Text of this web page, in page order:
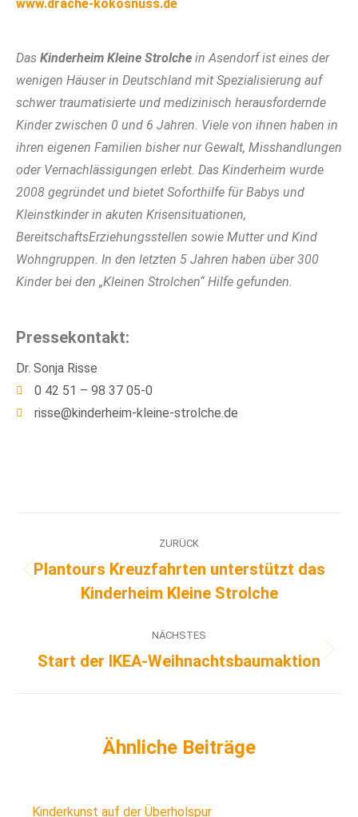
www.drache-kokosnuss.de
Das Kinderheim Kleine Strolche in Asendorf ist eines der
wenigen Häuser in Deutschland mit Spezialisierung auf
schwer traumatisierte und medizinisch herausfordernde
Kinder zwischen 0 und 6 Jahren. Viele von ihnen haben in
ihren eigenen Familien bisher nur Gewalt, Misshandlungen
oder Vernachlässigungen erlebt. Das Kinderheim wurde
2008 gegründet und bietet Soforthilfe für Babys und
Kleinstkinder in akuten Krisensituationen,
BereitschaftsErziehungsstellen sowie Mutter und Kind
Wohngruppen. In den letzten 5 Jahren haben über 300
Kinder bei den „Kleinen Strolchen“ Hilfe gefunden.
Pressekontakt:
Dr. Sonja Risse
0 42 51 – 98 37 05-0
risse@kinderheim-kleine-strolche.de
ZURÜCK
Plantours Kreuzfahrten unterstützt das
Kinderheim Kleine Strolche
NÄCHSTES
Start der IKEA-Weihnachtsbaumaktion
Kinderkunst auf der Überholspur